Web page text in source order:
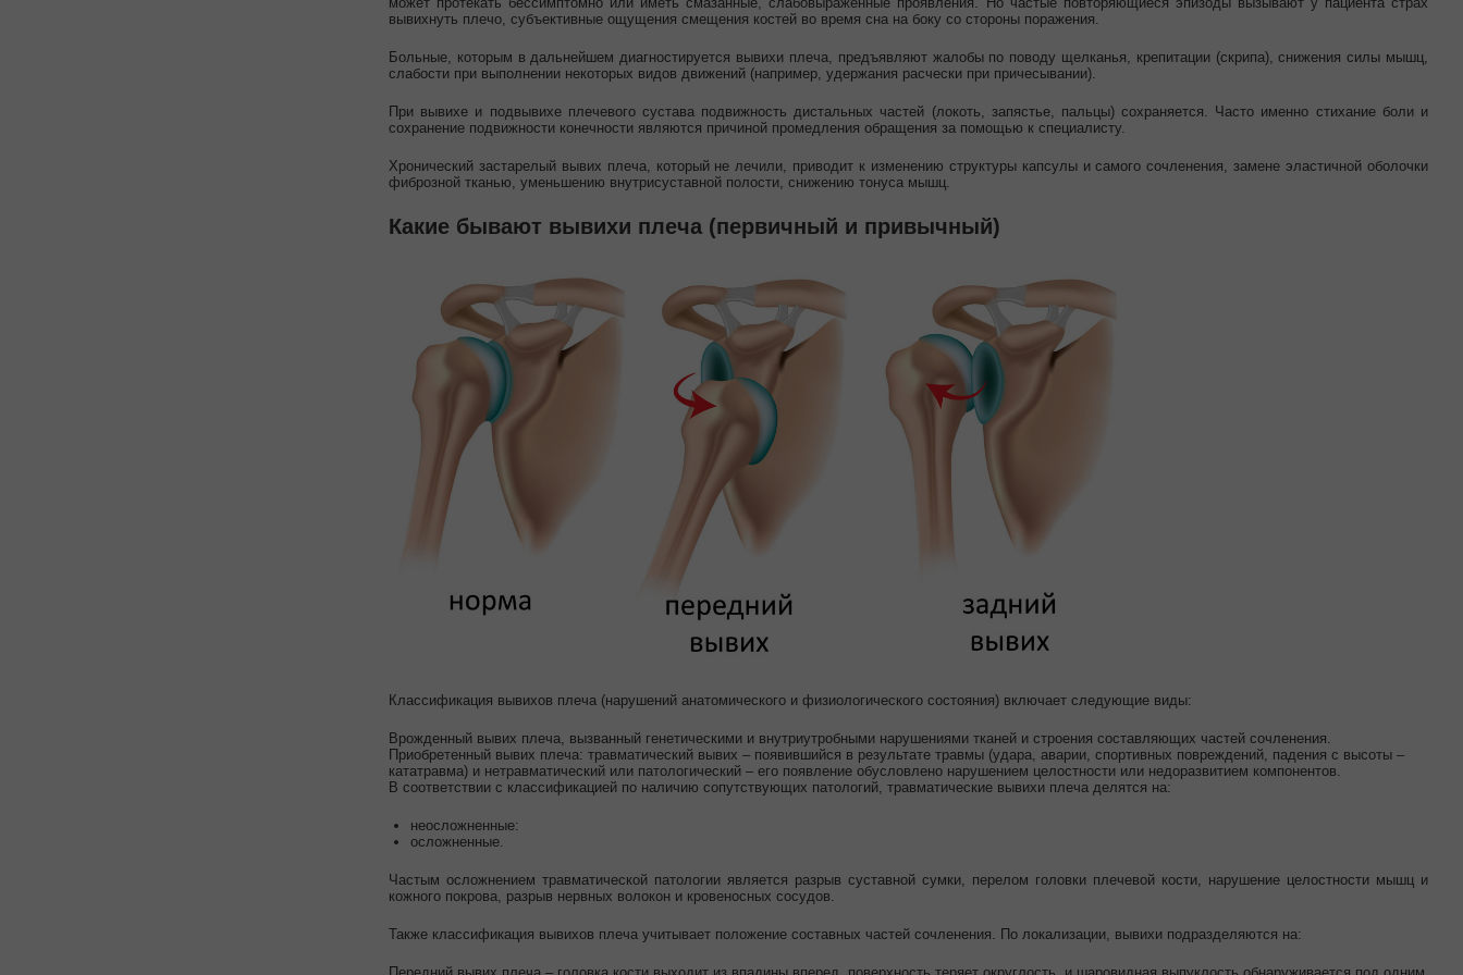
вывихнуть плечо, субъективные ощущения смещения костей во время сна на боку со стороны поражения.
Больные, которым в дальнейшем диагностируется вывихи плеча, предъявляют жалобы по поводу щелканья, крепитации (скрипа), снижения силы мышц,
слабости при выполнении некоторых видов движений (например, удержания расчески при причесывании).
При вывихе и подвывихе плечевого сустава подвижность дистальных частей (локоть, запястье, пальцы) сохраняется. Часто именно стихание боли и
сохранение подвижности конечности являются причиной промедления обращения за помощью к специалисту.
Хронический застарелый вывих плеча, который не лечили, приводит к изменению структуры капсулы и самого сочленения, замене эластичной оболочки
фиброзной тканью, уменьшению внутрисуставной полости, снижению тонуса мышц.
Какие бывают вывихи плеча (первичный и привычный)
Классификация вывихов плеча (нарушений анатомического и физиологического состояния) включает следующие виды:
Врожденный вывих плеча, вызванный генетическими и внутриутробными нарушениями тканей и строения составляющих частей сочленения.
Приобретенный вывих плеча: травматический вывих – появившийся в результате травмы (удара, аварии, спортивных повреждений, падения с высоты –
кататравма) и нетравматический или патологический – его появление обусловлено нарушением целостности или недоразвитием компонентов.
В соответствии с классификацией по наличию сопутствующих патологий, травматические вывихи плеча делятся на:
неосложненные:
осложненные.
Частым осложнением травматической патологии является разрыв суставной сумки, перелом головки плечевой кости, нарушение целостности мышц и
кожного покрова, разрыв нервных волокон и кровеносных сосудов.
Также классификация вывихов плеча учитывает положение составных частей сочленения. По локализации, вывихи подразделяются на: